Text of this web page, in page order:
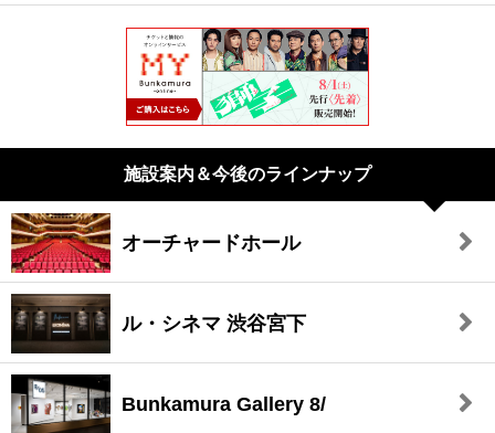
施設案内＆今後のラインナップ
オーチャードホール
ル・シネマ 渋谷宮下
Bunkamura Gallery 8/